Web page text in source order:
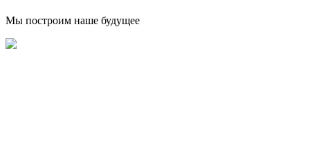
Мы построим наше будущее